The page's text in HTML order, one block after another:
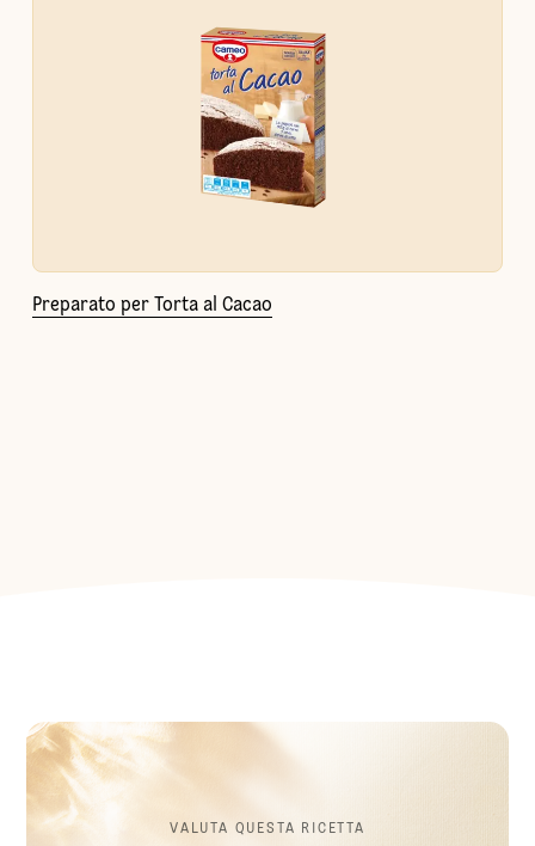
Preparato per Torta al Cacao
VALUTA QUESTA RICETTA